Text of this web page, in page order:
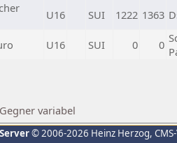
U16 SUI 1222 1363
U16 SUI 0 0
variabel
© 2006-2026 Heinz Herzog,